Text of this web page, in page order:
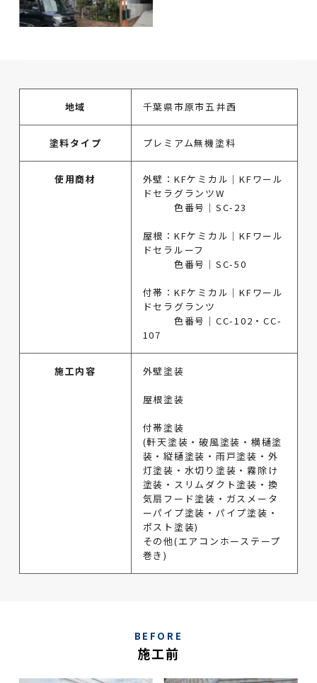
地域 千葉県市原市五井西
塗料タイプ プレミアム無機塗料
使用商材
外壁：KFケミカル｜KFワール
ドセラグランツW
色番号｜SC-23
屋根：KFケミカル｜KFワール
ドセラルーフ
色番号｜SC-50
付帯：KFケミカル｜KFワール
ドセラグランツ
色番号｜CC-102・CC-
107
施工内容 外壁塗装
屋根塗装
付帯塗装
(軒天塗装・破風塗装・横樋塗
装・縦樋塗装・雨戸塗装・外
灯塗装・水切り塗装・霧除け
塗装・スリムダクト塗装・換
気扇フード塗装・ガスメータ
ーパイプ塗装・パイプ塗装・
ポスト塗装)
その他(エアコンホーステープ
巻き)
BEFORE
施工前